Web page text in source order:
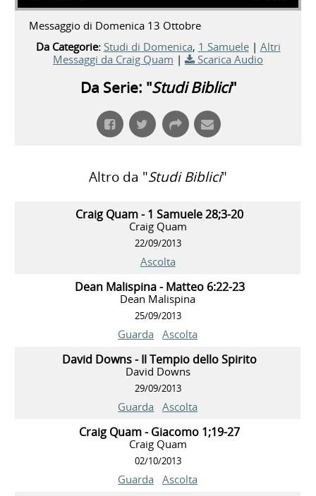
Messaggio di Domenica 13 Ottobre
Da Categorie: Studi di Domenica, 1 Samuele| Altri
Messaggi da Craig Quam | Scarica Audio
Da Serie: "Studi Biblici"
Altro da "Studi Biblici"
Craig Quam - 1 Samuele 28;3-20
Craig Quam
22/09/2013
Ascolta
Dean Malispina - Matteo 6:22-23
Dean Malispina
25/09/2013
Guarda Ascolta
David Downs - Il Tempio dello Spirito
David Downs
29/09/2013
Guarda Ascolta
Craig Quam - Giacomo 1;19-27
Craig Quam
02/10/2013
Guarda Ascolta